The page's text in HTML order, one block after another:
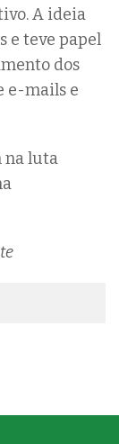
A ideia
e teve papel
dos
e-mails e
na luta